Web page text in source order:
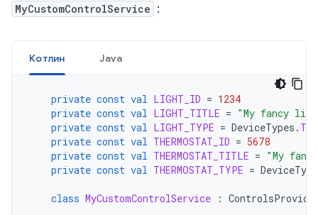
MyCustomControlService :
Котлин Java
private const val LIGHT_ID = 1234
private const val LIGHT_TITLE = "My fancy
private const val LIGHT_TYPE = DeviceTypes .
private const val THERMOSTAT_ID = 5678
private const val THERMOSTAT_TITLE = "My
private const val THERMOSTAT_TYPE =
class MyCustomControlService :